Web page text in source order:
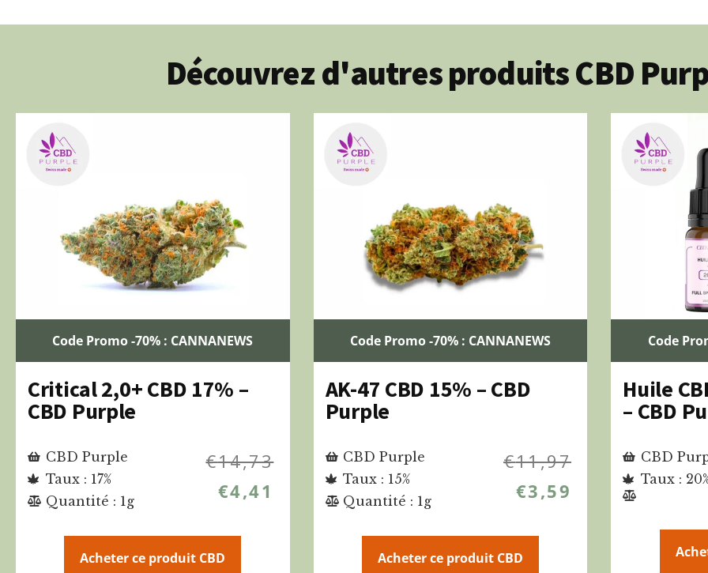
Découvrez d'autres produits CBD
Code Promo -70% : CANNANEWS
Critical 2,0+ CBD 17% –
CBD Purple
CBD Purple
Taux : 17%
Quantité : 1g
€14,73
€4,41
Acheter ce produit CBD
Code Promo -70% : CANNANEWS
AK-47 CBD 15% – CBD
Purple
CBD Purple
Taux : 15%
Quantité : 1g
€11,97
€3,59
Acheter ce produit CBD
Code
Huile
– CBD
CBD
Taux :